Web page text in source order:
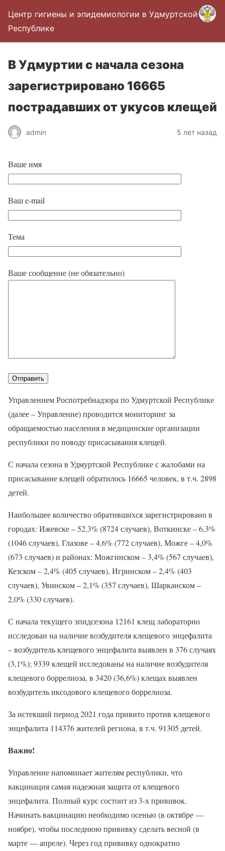
Центр гигиены и эпидемиологии в Удмуртской
Республике
В Удмуртии с начала сезона
зарегистрировано 16665
пострадавших от укусов клещей
admin 5 лет назад
Ваше имя
Ваш e-mail
Тема
Ваше сообщение (не обязательно)
Управлением Роспотребнадзора по Удмуртской Республике
(далее – Управление) проводится мониторинг за
обращаемостью населения в медицинские организации
республики по поводу присасывания клещей.
С начала сезона в Удмуртской Республике с жалобами на
присасывание клещей обратилось 16665 человек, в т.ч. 2898
детей.
Наибольшее количество обратившихся зарегистрировано в
городах: Ижевске – 52,3% (8724 случаев), Воткинске – 6,3%
(1046 случаев), Глазове – 4,6% (772 случаев), Можге – 4,0%
(673 случаев) и районах: Можгинском – 3,4% (567 случаев),
Кезском – 2,4% (405 случаев), Игринском – 2,4% (403
случаев), Увинском – 2,1% (357 случаев), Шарканском –
2,0% (330 случаев).
С начала текущего эпидсезона 12161 клещ лабораторно
исследован на наличие возбудителя клещевого энцефалита
– возбудитель клещевого энцефалита выявлен в 376 случаях
(3,1%); 9339 клещей исследованы на наличие возбудителя
клещевого боррелиоза, в 3420 (36,6%) клещах выявлен
возбудитель иксодового клещевого боррелиоза.
За истекший период 2021 года привито против клещевого
энцефалита 114376 жителей региона, в т.ч. 91305 детей.
Важно!
Управление напоминает жителям республики, что
вакцинация самая надежная защита от клещевого
энцефалита. Полный курс состоит из 3-х прививок.
Начинать вакцинацию необходимо осенью (в октябре —
ноябре), чтобы последнюю прививку сделать весной (в
марте — апреле). Через год прививку однократно